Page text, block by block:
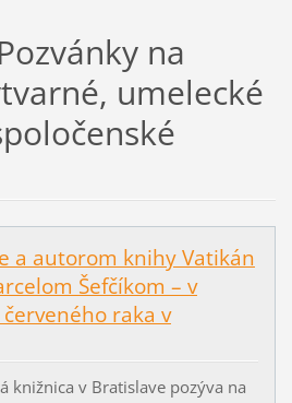
na
umelecké
a autorom knihy Vatikán
Šefčíkom – v
raka v
knižnica v Bratislave pozýva na